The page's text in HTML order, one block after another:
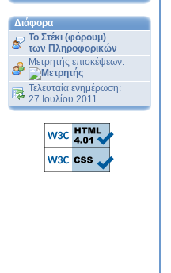
Διάφορα
Το Στέκι (φόρουμ)
των Πληροφορικών
Μετρητής επισκέψεων:
Τελευταία ενημέρωση:
27 Ιουλίου 2011